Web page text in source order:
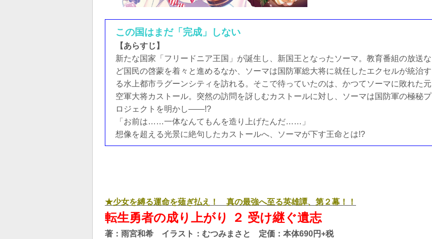
この国はまだ「完成」しない
【あらすじ】
新たな国家「フリードニア王国」が誕生し、新国王となったソーマ。教育番組の放送な
ど国民の啓蒙を着々と進めるなか、ソーマは国防軍総大将に就任したエクセルが統治す
る水上都市ラグーンシティを訪れる。そこで待っていたのは、かつてソーマに敗れた元
空軍大将カストール。突然の訪問を訝しむカストールに対し、ソーマは国防軍の極秘プ
ロジェクトを明かし――!?
「お前は……一体なんてもんを造り上げたんだ……」
想像を超える光景に絶句したカストールへ、ソーマが下す王命とは!?
★少女を縛る運命を薙ぎ払え！ 真の最強へ至る英雄譚、第２幕！！
転生勇者の成り上がり ２ 受け継ぐ遺志
著：雨宮和希 イラスト：むつみまさと 定価：本体690円+税